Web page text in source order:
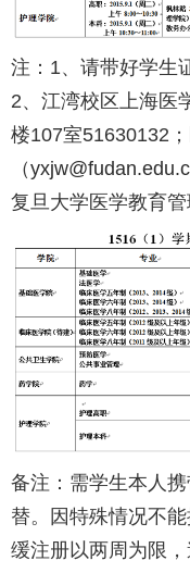
注：1、请带好学生
2、江湾校区上海医
楼107室51630132
（
复旦大学医学教育
备注：需学生本人
替。因特殊情况不
缓注册以两周为限，